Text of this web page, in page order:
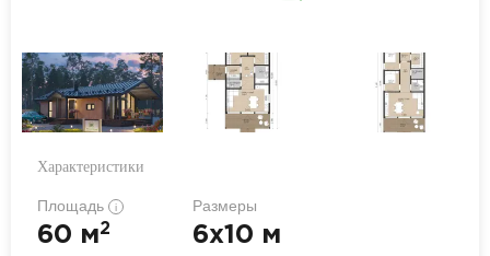
Характеристики
Площадь i
60 м2
Размеры
6x10 м